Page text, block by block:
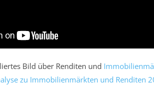
Bild über Renditen und
zu Immobilienmärkten und Renditen